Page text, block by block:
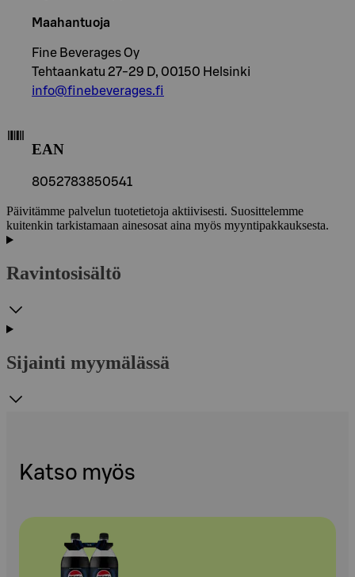
Maahantuoja
Fine Beverages Oy
Tehtaankatu 27-29 D, 00150 Helsinki
info@finebeverages.fi
EAN
8052783850541
Päivitämme palvelun tuotetietoja aktiivisesti. Suosittelemme
kuitenkin tarkistamaan ainesosat aina myös myyntipakkauksesta.
Ravintosisältö
Sijainti myymälässä
Katso myös